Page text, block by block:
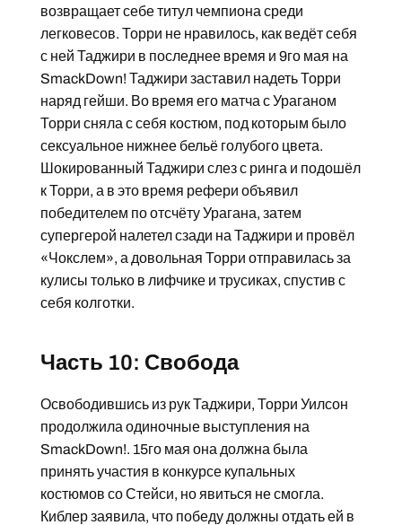
возвращает себе титул чемпиона среди
легковесов. Торри не нравилось, как ведёт себя
с ней Таджири в последнее время и 9го мая на
SmackDown! Таджири заставил надеть Торри
наряд гейши. Во время его матча с Ураганом
Торри сняла с себя костюм, под которым было
сексуальное нижнее бельё голубого цвета.
Шокированный Таджири слез с ринга и подошёл
к Торри, а в это время рефери объявил
победителем по отсчёту Урагана, затем
супергерой налетел сзади на Таджири и провёл
«Чокслем», а довольная Торри отправилась за
кулисы только в лифчике и трусиках, спустив с
себя колготки.
Часть 10: Свобода
Освободившись из рук Таджири, Торри Уилсон
продолжила одиночные выступления на
SmackDown!. 15го мая она должна была
принять участия в конкурсе купальных
костюмов со Стейси, но явиться не смогла.
Киблер заявила, что победу должны отдать ей в